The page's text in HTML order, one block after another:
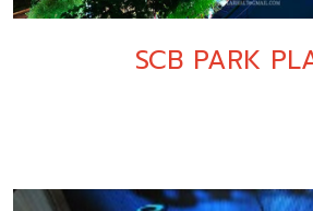
SCB PARK